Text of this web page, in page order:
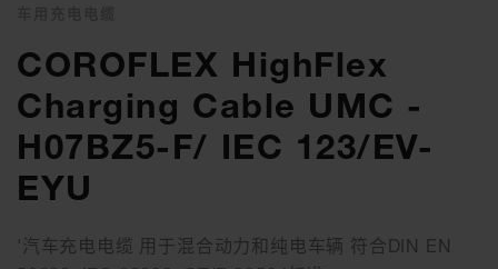
COROFLEX HighFlex
Charging Cable UMC -
H07BZ5-F/ IEC 123/EV-
EYU
'汽车充电电缆 用于混合动力和纯电车辆 符合DIN EN